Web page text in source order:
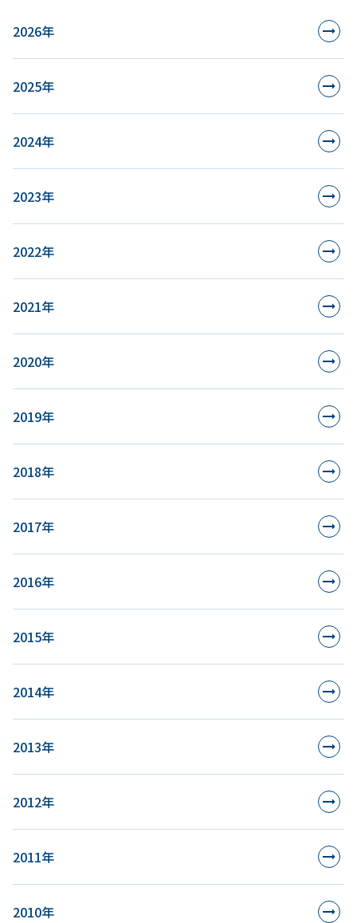
2026年
2025年
2024年
2023年
2022年
2021年
2020年
2019年
2018年
2017年
2016年
2015年
2014年
2013年
2012年
2011年
2010年